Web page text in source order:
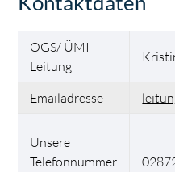
OGS/ ÜMI-
Leitung
Emailadresse
Unsere
Telefonnummer